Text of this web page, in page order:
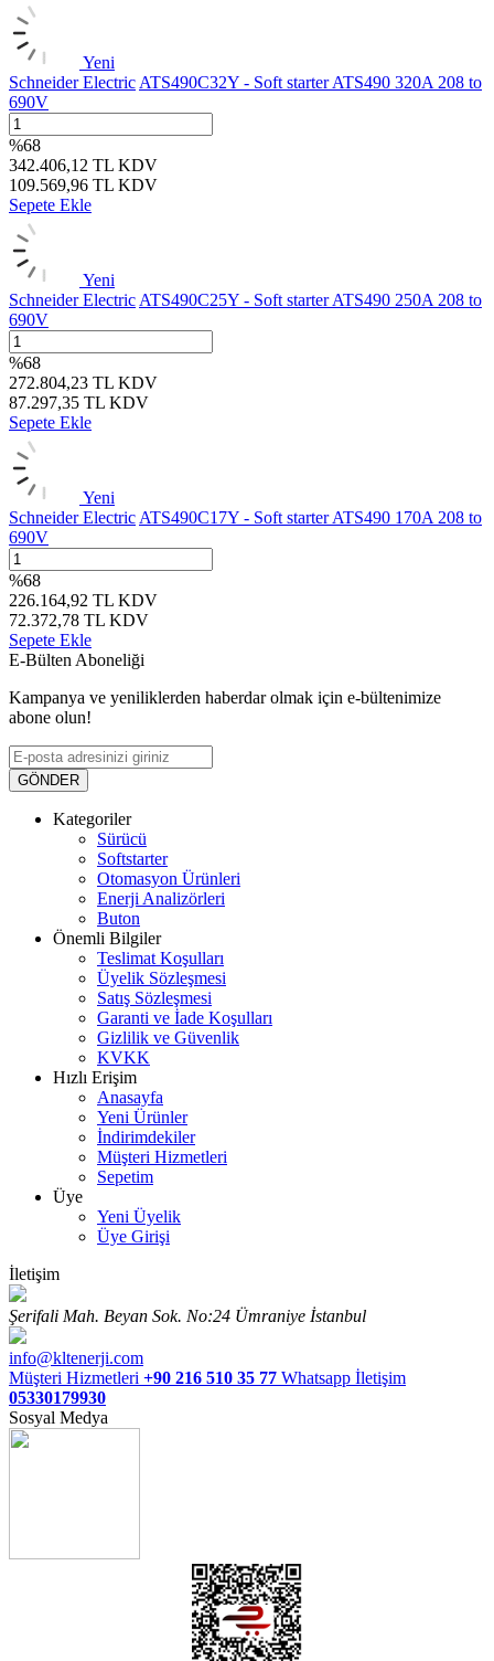
Yeni
Schneider Electric ATS490C32Y - Soft starter ATS490 320A 208 to
690V
%68
342.406,12 TL KDV
109.569,96 TL KDV
Sepete Ekle
Yeni
Schneider Electric ATS490C25Y - Soft starter ATS490 250A 208 to
690V
%68
272.804,23 TL KDV
87.297,35 TL KDV
Sepete Ekle
Yeni
Schneider Electric ATS490C17Y - Soft starter ATS490 170A 208 to
690V
%68
226.164,92 TL KDV
72.372,78 TL KDV
Sepete Ekle
E-Bülten Aboneliği
Kampanya ve yeniliklerden haberdar olmak için e-bültenimize
abone olun!
GÖNDER
Kategoriler
Sürücü
Softstarter
Otomasyon Ürünleri
Enerji Analizörleri
Buton
Önemli Bilgiler
Teslimat Koşulları
Üyelik Sözleşmesi
Satış Sözleşmesi
Garanti ve İade Koşulları
Gizlilik ve Güvenlik
KVKK
Hızlı Erişim
Anasayfa
Yeni Ürünler
İndirimdekiler
Müşteri Hizmetleri
Sepetim
Üye
Yeni Üyelik
Üye Girişi
İletişim
Şerifali Mah. Beyan Sok. No:24 Ümraniye İstanbul
info@kltenerji.com
Müşteri Hizmetleri +90 216 510 35 77 Whatsapp İletişim
05330179930
Sosyal Medya